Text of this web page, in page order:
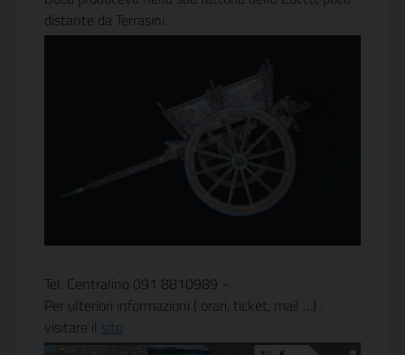
distante da Terrasini.
Tel. Centralino 091 8810989 –
Per ulteriori informazioni ( orari, ticket, mail …) :
visitare il sito